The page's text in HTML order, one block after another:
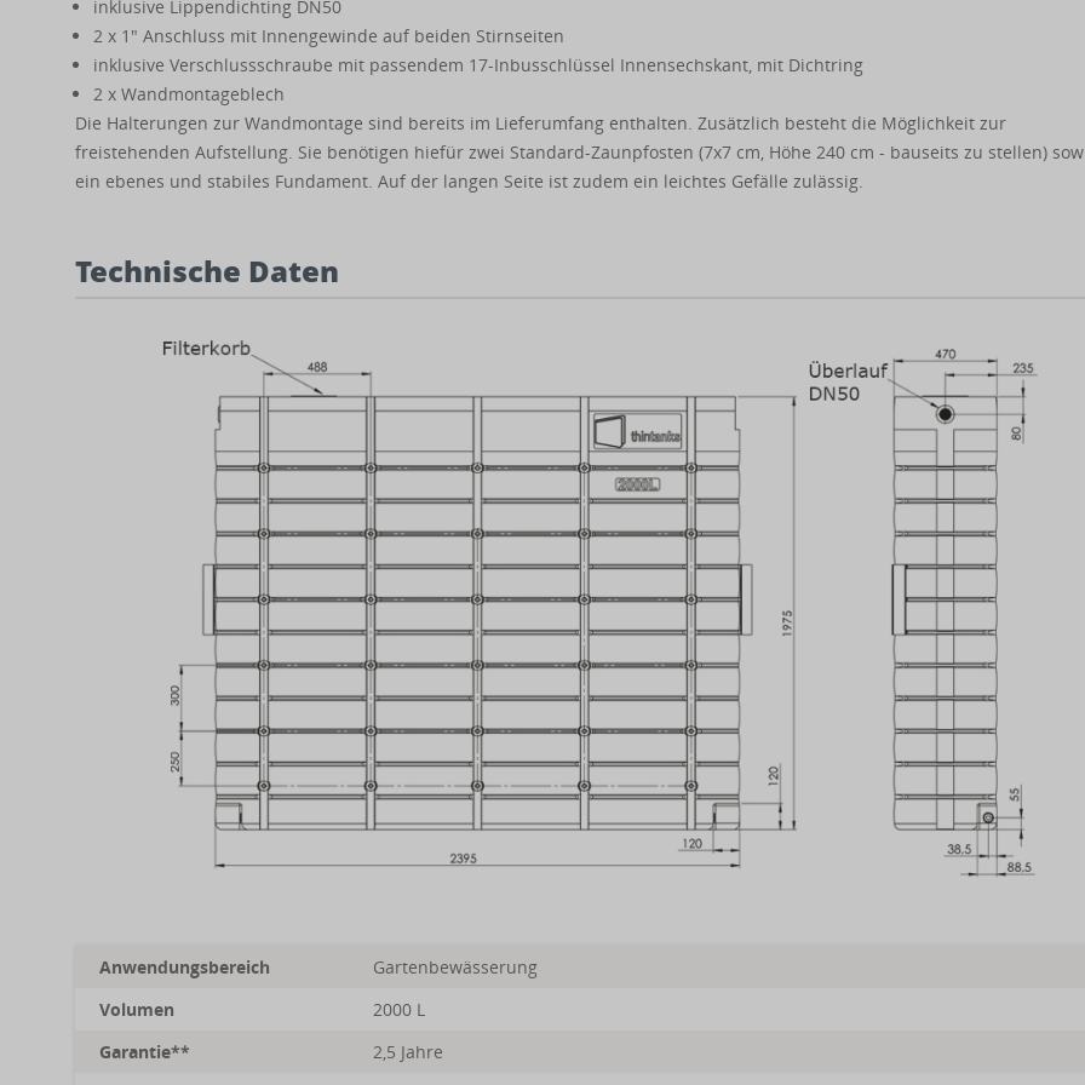
inklusive Lippendichting DN50
2 x 1" Anschluss mit Innengewinde auf beiden Stirnseiten
inklusive Verschlussschraube mit passendem 17-Inbusschlüssel Innensechskant, mit Dichtring
2 x Wandmontageblech
Die Halterungen zur Wandmontage sind bereits im Lieferumfang enthalten. Zusätzlich besteht die Möglichkeit zur
freistehenden Aufstellung. Sie benötigen hiefür zwei Standard-Zaunpfosten (7x7 cm, Höhe 240 cm - bauseits zu stellen)
ein ebenes und stabiles Fundament. Auf der langen Seite ist zudem ein leichtes Gefälle zulässig.
Technische Daten
Anwendungsbereich
Gartenbewässerung
Volumen
2000 L
Garantie**
2,5 Jahre